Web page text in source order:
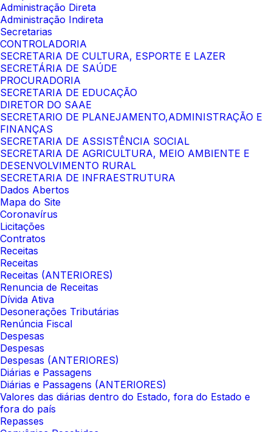
Administração Direta
Administração Indireta
Secretarias
CONTROLADORIA
SECRETARIA DE CULTURA, ESPORTE E LAZER
SECRETÁRIA DE SAÚDE
PROCURADORIA
SECRETARIA DE EDUCAÇÃO
DIRETOR DO SAAE
SECRETARIO DE PLANEJAMENTO,ADMINISTRAÇÃO E
FINANÇAS
SECRETARIA DE ASSISTÊNCIA SOCIAL
SECRETARIA DE AGRICULTURA, MEIO AMBIENTE E
DESENVOLVIMENTO RURAL
SECRETARIA DE INFRAESTRUTURA
Dados Abertos
Mapa do Site
Coronavírus
Licitações
Contratos
Receitas
Receitas
Receitas (ANTERIORES)
Renuncia de Receitas
Dívida Ativa
Desonerações Tributárias
Renúncia Fiscal
Despesas
Despesas
Despesas (ANTERIORES)
Diárias e Passagens
Diárias e Passagens (ANTERIORES)
Valores das diárias dentro do Estado, fora do Estado e
fora do país
Repasses